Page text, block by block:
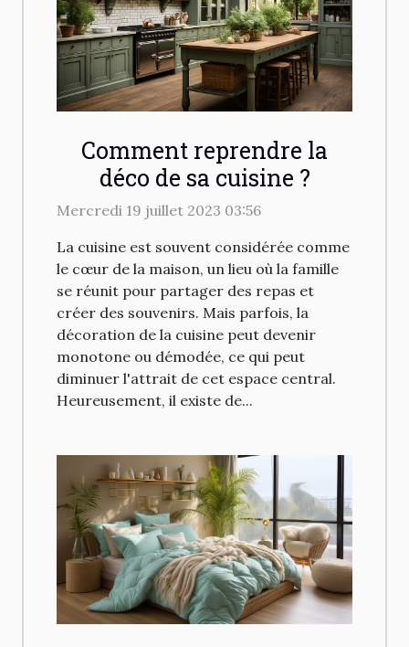
Comment reprendre la
déco de sa cuisine ?
Mercredi 19 juillet 2023 03:56
La cuisine est souvent considérée comme
le cœur de la maison, un lieu où la famille
se réunit pour partager des repas et
créer des souvenirs. Mais parfois, la
décoration de la cuisine peut devenir
monotone ou démodée, ce qui peut
diminuer l'attrait de cet espace central.
Heureusement, il existe de...